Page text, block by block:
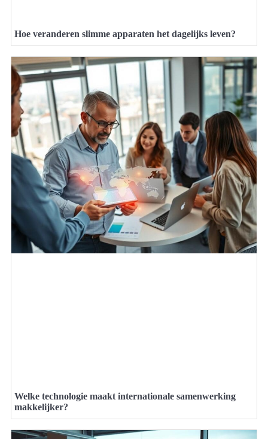
Hoe veranderen slimme apparaten het dagelijks leven?
Welke technologie maakt internationale samenwerking
makkelijker?